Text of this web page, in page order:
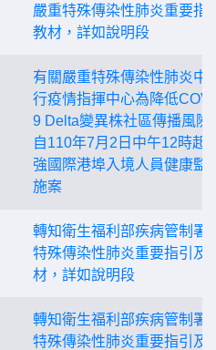
嚴重特殊傳染性肺炎重要指
教材，詳如說明段
有關嚴重特殊傳染性肺炎中
行疫情指揮中心為降低
9 Delta變異株社區傳播風險
自110年7月2日中午12時起
強國際港埠入境人員健康監
施案
轉知衛生福利部疾病管制署
特殊傳染性肺炎重要指引及
材，詳如說明段
轉知衛生福利部疾病管制署
特殊傳染性肺炎重要指引及